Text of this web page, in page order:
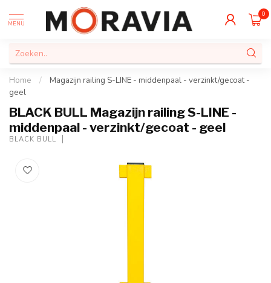
MENU
0
Home /
Magazijn railing S-LINE - middenpaal - verzinkt/gecoat -
geel
BLACK BULL Magazijn railing S-LINE -
middenpaal - verzinkt/gecoat - geel
BLACK BULL